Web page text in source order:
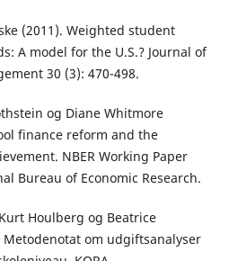
(2011). Weighted student
A model for the U.S.? Journal of
30 (3): 470-498.
og Diane Whitmore
finance reform and the
NBER Working Paper
Bureau of Economic Research.
Houlberg og Beatrice
om udgiftsanalyser